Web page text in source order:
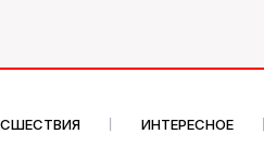
ИНТЕРЕСНОЕ